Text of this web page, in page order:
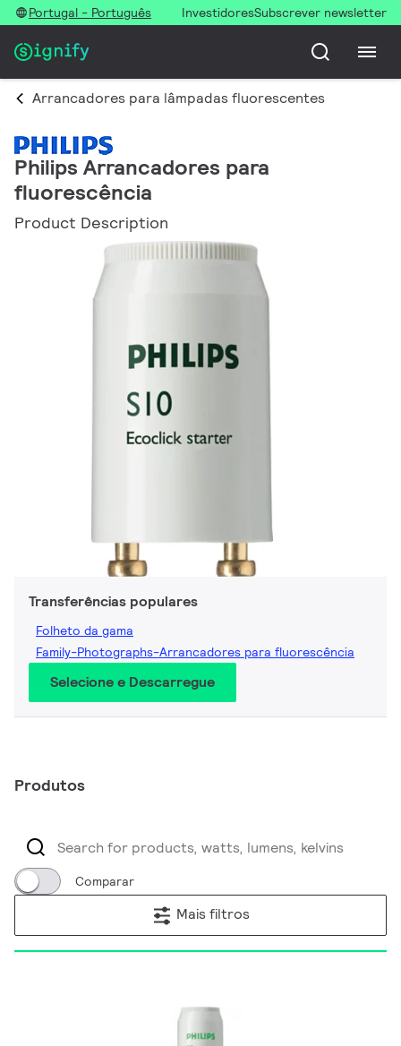
Portugal - Português InvestidoresSubscrever newsletter
Arrancadores para lâmpadas fluorescentes
Philips Arrancadores para
fluorescência
Product Description
Transferências populares
Folheto da gama
Family-Photographs-Arrancadores para fluorescência
Selecione e Descarregue
Produtos
Comparar
Mais filtros